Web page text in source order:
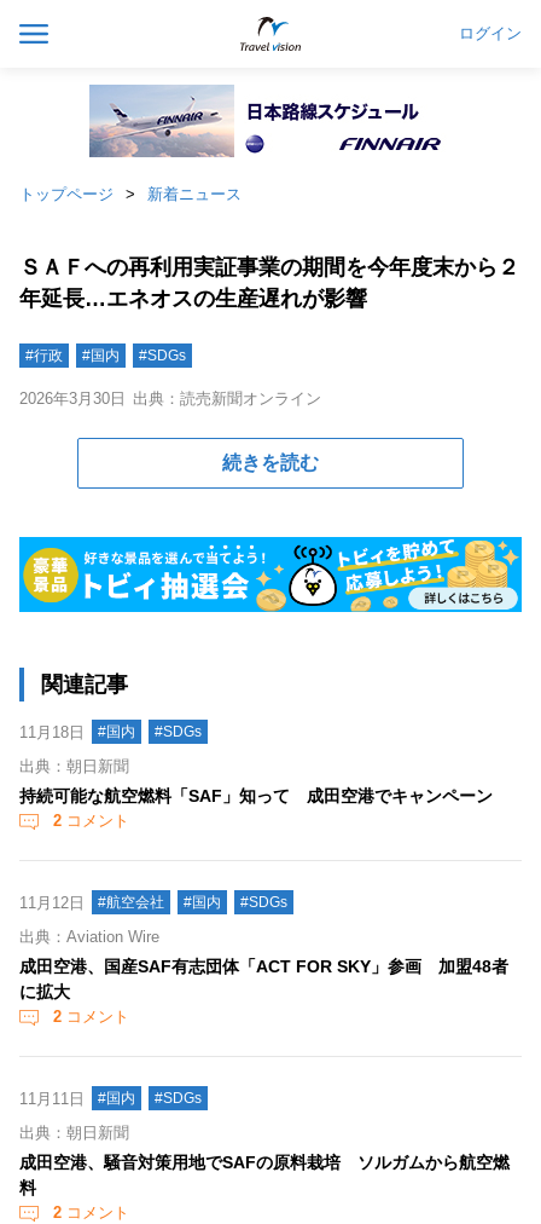
ログイン
トップページ 新着ニュース
ＳＡＦへの再利用実証事業の期間を今年度末から２
年延長…エネオスの生産遅れが影響
#行政 #国内 #SDGs
2026年3月30日 出典：読売新聞オンライン
続きを読む
関連記事
11月18日 #国内 #SDGs
出典：朝日新聞
持続可能な航空燃料「SAF」知って 成田空港でキャンペーン
2 コメント
11月12日 #航空会社 #国内 #SDGs
出典：Aviation Wire
成田空港、国産SAF有志団体「ACT FOR SKY」参画 加盟48者
に拡大
2 コメント
11月11日 #国内 #SDGs
出典：朝日新聞
成田空港、騒音対策用地でSAFの原料栽培 ソルガムから航空燃
料
2 コメント